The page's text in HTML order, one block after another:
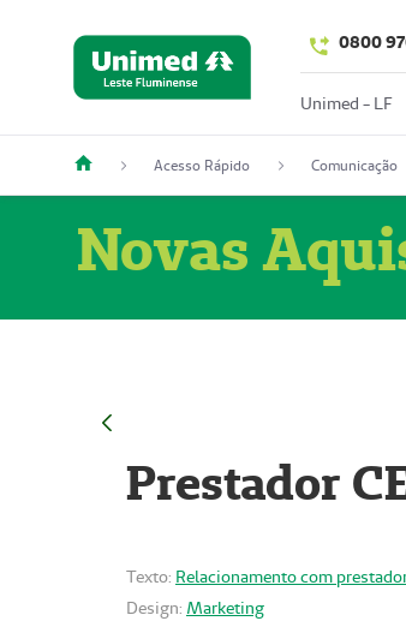
0800
Unimed - LF
Acesso Rápido Comunicação
Novas
Prestador
Texto: Relacionamento com
Design: Marketing